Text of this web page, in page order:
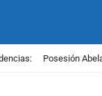
Posesión